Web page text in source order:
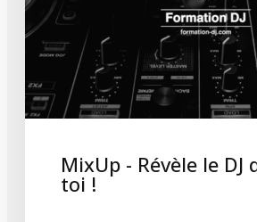
MixUp - Révèle le DJ
toi !